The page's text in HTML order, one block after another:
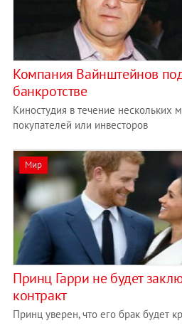
Компания Вайнштейнов
банкротстве
Киностудия в течение нескольких
покупателей или инвесторов
Мир
Принц Гарри не будет
контракт
Принц уверен, что его брак будет